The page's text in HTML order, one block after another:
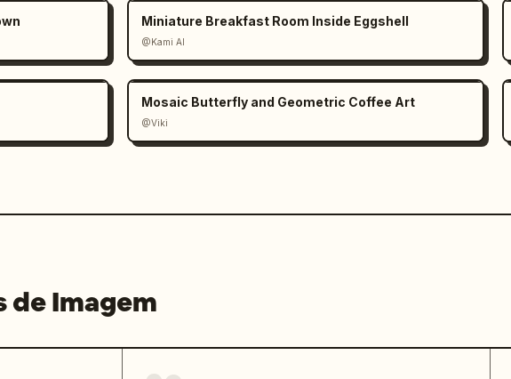
Miniature Breakfast Room Inside Eggshell
@Kami AI
Mosaic Butterfly and Geometric Coffee Art
@Viki
de Imagem